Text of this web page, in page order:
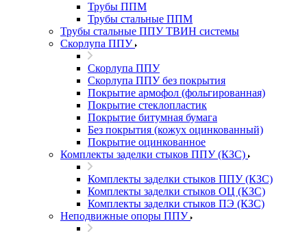
Трубы ППМ
Трубы стальные ППМ
Трубы стальные ППУ ТВИН системы
Скорлупа ППУ
Скорлупа ППУ
Скорлупа ППУ без покрытия
Покрытие армофол (фольгированная)
Покрытие стеклопластик
Покрытие битумная бумага
Без покрытия (кожух оцинкованный)
Покрытие оцинкованное
Комплекты заделки стыков ППУ (КЗС)
Комплекты заделки стыков ППУ (КЗС)
Комплекты заделки стыков ОЦ (КЗС)
Комплекты заделки стыков ПЭ (КЗС)
Неподвижные опоры ППУ